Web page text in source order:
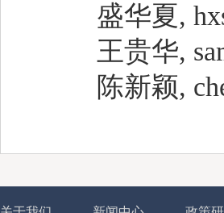
盛华夏,
王贵华,
陈新颖,